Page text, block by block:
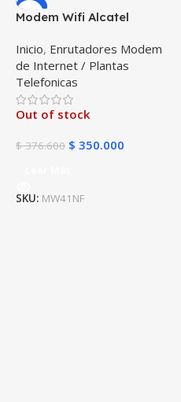
-7%
Modem Wifi Alcatel
Simcard Libre Todo
Operador Frecuencia 700
Mhz
Inicio, Enrutadores Modem
de Internet / Plantas
Telefonicas
Out of stock
$376.600 $ 350.000
SKU: MW41NF